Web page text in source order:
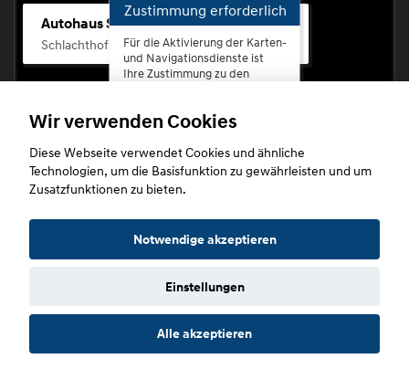
Autohaus Scherhag
Schlachthofstr. 68, 56073 Koblenz-Rauental
Zustimmung erforderlich
Für die Aktivierung der Karten-
und Navigationsdienste ist
Ihre Zustimmung zu den
erforderlich.
Zustimmen
Copyright © 2026. Autohaus Scherhag
Datenschutz Impressum
Wir verwenden Cookies
Diese Webseite verwendet Cookies und ähnliche
Technologien, um die Basisfunktion zu gewährleisten und um
Zusatzfunktionen zu bieten.
Notwendige akzeptieren
Einstellungen
Alle akzeptieren